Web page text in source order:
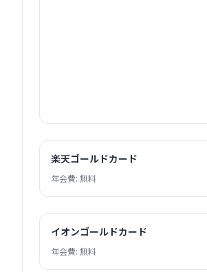
楽天ゴールドカード
年会費: 無料
イオンゴールドカード
年会費: 無料